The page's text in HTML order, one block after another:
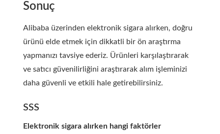
Sonuç
Alibaba üzerinden elektronik sigara alırken, doğru
ürünü elde etmek için dikkatli bir ön araştırma
yapmanızı tavsiye ederiz. Ürünleri karşılaştırarak
ve satıcı güvenilirliğini araştırarak alım işleminizi
daha güvenli ve etkili hale getirebilirsiniz.
SSS
Elektronik sigara alırken hangi faktörler